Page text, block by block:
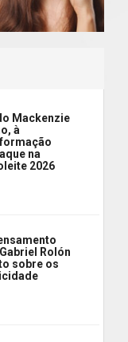
Mackenzie
à
na
2026
Rolón
sobre os